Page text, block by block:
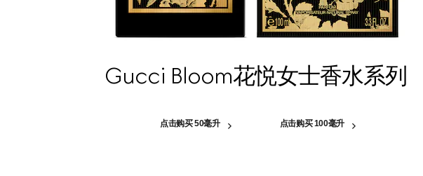
Gucci Bloom花悦女士香水系列
点击购买 50毫升 点击购买 100毫升